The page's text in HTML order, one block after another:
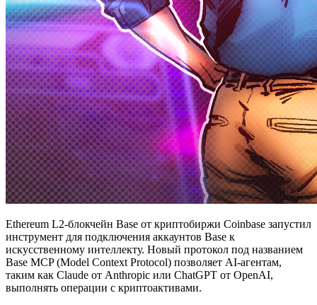
Ethereum L2-блокчейн Base от криптобиржи Coinbase запустил
инструмент для подключения аккаунтов Base к
искусственному интеллекту. Новый протокол под названием
Base MCP (Model Context Protocol) позволяет AI-агентам,
таким как Claude от Anthropic или ChatGPT от OpenAI,
выполнять операции с криптоактивами.